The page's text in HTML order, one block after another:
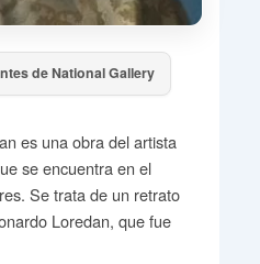
de National Gallery
es una obra del artista
se encuentra en el
Se trata de un retrato
Loredan, que fue